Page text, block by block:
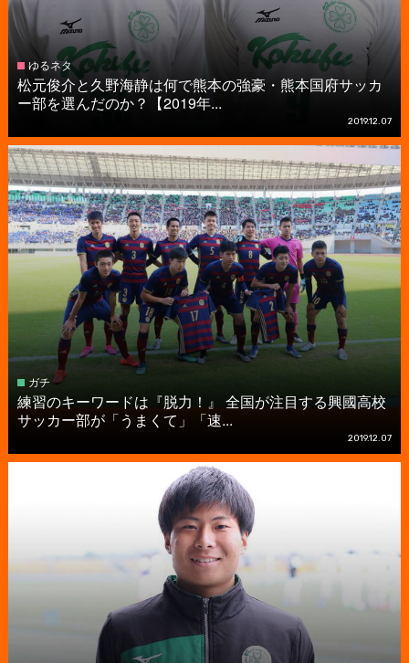
ゆるネタ
松元俊介と久野海静は何で熊本の強豪・熊本国府サッカ
ー部を選んだのか？【2019年...
2019.12.07
ガチ
練習のキーワードは『脱力！』 全国が注目する興國高校
サッカー部が「うまくて」「速...
2019.12.07